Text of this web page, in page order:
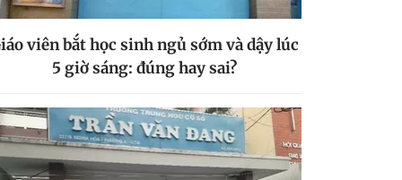
viên bắt học sinh ngủ sớm và dậy lúc
5 giờ sáng: đúng hay sai?